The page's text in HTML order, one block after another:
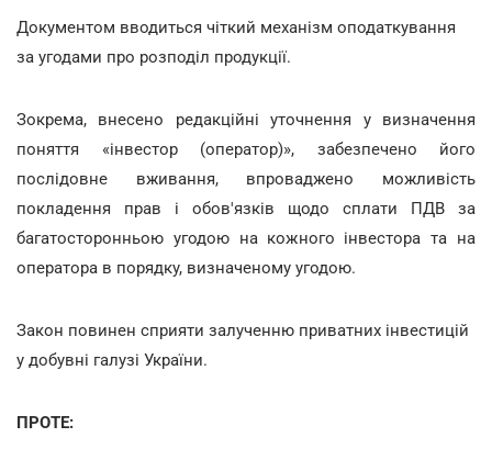
Документом вводиться чіткий механізм оподаткування
за угодами про розподіл продукції.
Зокрема, внесено редакційні уточнення у визначення
поняття «інвестор (оператор)», забезпечено його
послідовне вживання, впроваджено можливість
покладення прав і обов'язків щодо сплати ПДВ за
багатосторонньою угодою на кожного інвестора та на
оператора в порядку, визначеному угодою.
Закон повинен сприяти залученню приватних інвестицій
у добувні галузі України.
ПРОТЕ: